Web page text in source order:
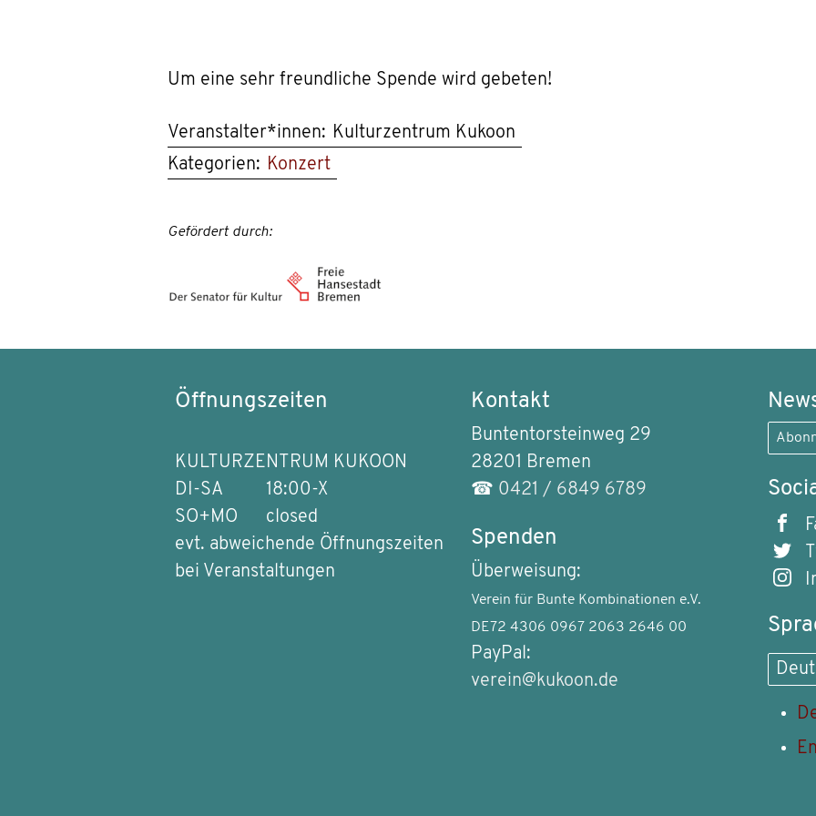
Um eine sehr freundliche Spende wird gebeten!
Veranstalter*innen: Kulturzentrum Kukoon
Kategorien: Konzert
Gefördert durch:
Öffnungszeiten
KULTURZENTRUM KUKOON
DI-SA
18:00-X
SO+MO
closed
evt. abweichende Öffnungszeiten
bei Veranstaltungen
Kontakt
Buntentorsteinweg 29
28201 Bremen
☎ 0421 / 6849 6789
Spenden
Überweisung:
Verein für Bunte Kombinationen e.V.
DE72 4306 0967 2063 2646 00
PayPal:
verein@kukoon.de